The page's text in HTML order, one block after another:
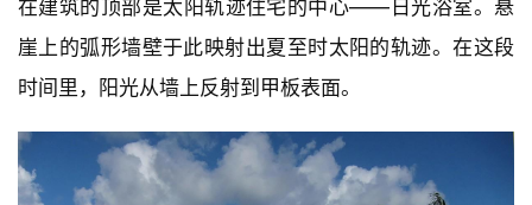
在建筑的顶部是太阳轨迹住宅的中心——日光浴室。悬
崖上的弧形墙壁于此映射出夏至时太阳的轨迹。在这段
时间里，阳光从墙上反射到甲板表面。